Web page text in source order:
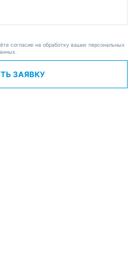
согласие на обработку ваших персональных
ЗАЯВКУ